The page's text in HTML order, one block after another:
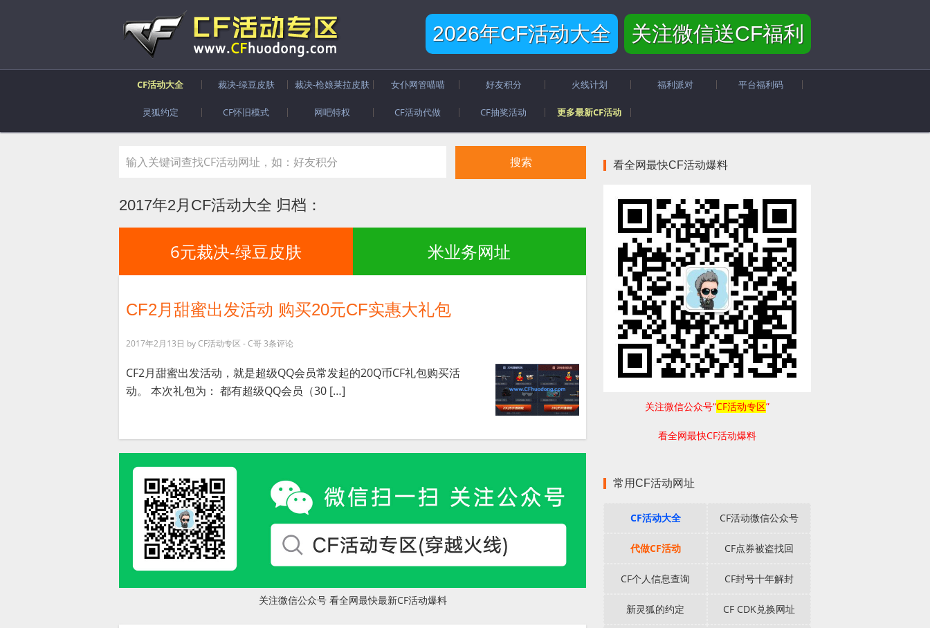
2026年CF活动大全 关注微信送CF福利
CF活动大全 裁决-绿豆皮肤 裁决-枪娘莱拉皮肤 女仆网管喵喵 好友积分 火线计划 福利派对 平台福利码
灵狐约定 CF怀旧模式 网吧特权 CF活动代做 CF抽奖活动 更多最新CF活动
2017年2月CF活动大全 归档：
6元裁决-绿豆皮肤 米业务网址
CF2月甜蜜出发活动 购买20元CF实惠大礼包
2017年2月13日 byCF活动专区 - C哥3条评论
CF2月甜蜜出发活动，就是超级QQ会员常发起的20Q币CF礼包购买活
动。 本次礼包为： 都有超级QQ会员（30 […]
关注微信公众号 看全网最快最新CF活动爆料
看全网最快CF活动爆料
关注微信公众号“CF活动专区”
看全网最快CF活动爆料
常用CF活动网址
CF活动大全 CF活动微信公众号
代做CF活动 CF点券被盗找回
CF个人信息查询 CF封号十年解封
新灵狐的约定 CF CDK兑换网址